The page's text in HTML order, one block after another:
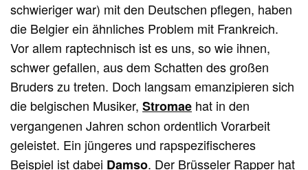
schwieriger war) mit den Deutschen pflegen, haben
die Belgier ein ähnliches Problem mit Frankreich.
Vor allem raptechnisch ist es uns, so wie ihnen,
schwer gefallen, aus dem Schatten des großen
Bruders zu treten. Doch langsam emanzipieren sich
die belgischen Musiker,Stromae hat in den
vergangenen Jahren schon ordentlich Vorarbeit
geleistet. Ein jüngeres und rapspezifischeres
Beispiel ist dabei Damso. Der Brüsseler Rapper hat